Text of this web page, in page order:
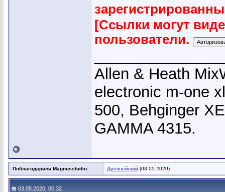
[Ссылки могут
пользователи.
Allen & Heath
electronic m-one
500, Behginger
GAMMA 4315.
Поблагодарили Magnusstudio: Древнейший (03.05.2020)
03.05.2020, 00:32